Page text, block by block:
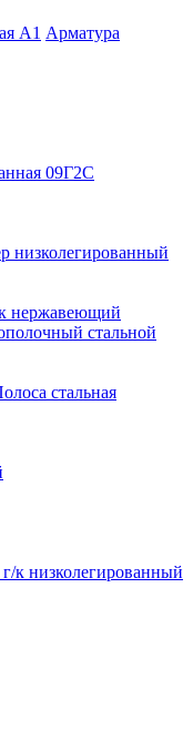
A1 Арматура
09Г2С
низколегированный
нержавеющий
стальной
стальная
к низколегированный